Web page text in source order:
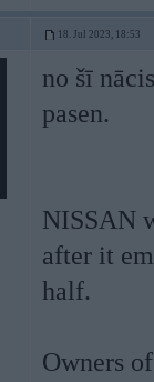
18. Jul 2023, 18:53
no šī
pasen.
NISSAN
after it
half.
Owners